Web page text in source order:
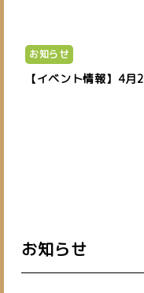
お知らせ
【イベント情報】4月
お知らせ